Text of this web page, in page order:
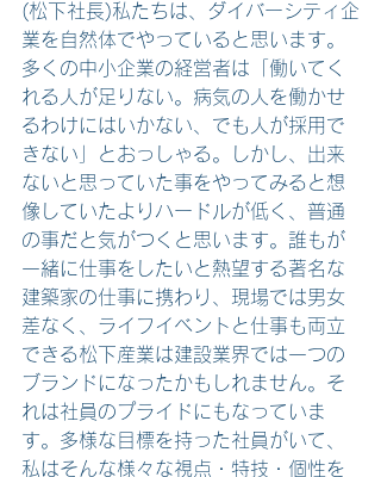
(松下社長)私たちは、ダイバーシティ企
業を自然体でやっていると思います。
多くの中小企業の経営者は「働いてく
れる人が足りない。病気の人を働かせ
るわけにはいかない、でも人が採用で
きない」とおっしゃる。しかし、出来
ないと思っていた事をやってみると想
像していたよりハードルが低く、普通
の事だと気がつくと思います。誰もが
一緒に仕事をしたいと熱望する著名な
建築家の仕事に携わり、現場では男女
差なく、ライフイベントと仕事も両立
できる松下産業は建設業界では一つの
ブランドになったかもしれません。そ
れは社員のプライドにもなっていま
す。多様な目標を持った社員がいて、
私はそんな様々な視点・特技・個性を